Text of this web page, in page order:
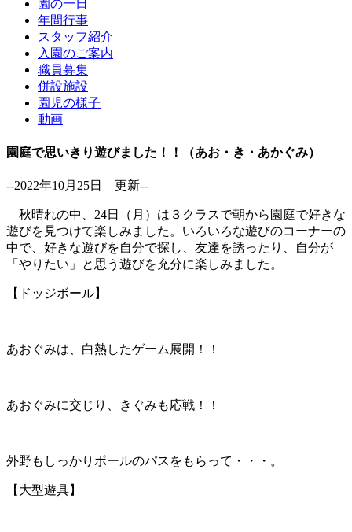
園の一日
年間行事
スタッフ紹介
入園のご案内
職員募集
併設施設
園児の様子
動画
園庭で思いきり遊びました！！（あお・き・あかぐみ）
--2022年10月25日 更新--
秋晴れの中、24日（月）は３クラスで朝から園庭で好きな
遊びを見つけて楽しみました。いろいろな遊びのコーナーの
中で、好きな遊びを自分で探し、友達を誘ったり、自分が
「やりたい」と思う遊びを充分に楽しみました。
【ドッジボール】
あおぐみは、白熱したゲーム展開！！
あおぐみに交じり、きぐみも応戦！！
外野もしっかりボールのパスをもらって・・・。
【大型遊具】